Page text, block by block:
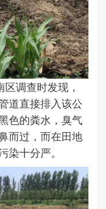
调查时发现，
道直接排入该公
色的粪水，臭气
而过，而在田地
染十分严。